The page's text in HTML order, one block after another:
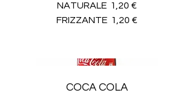
NATURALE 1,20 €
FRIZZANTE 1,20 €
COCA COLA